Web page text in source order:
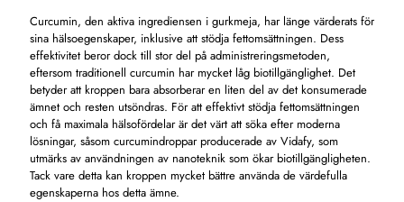
Curcumin, den aktiva ingrediensen i gurkmeja, har länge värderats för
sina hälsoegenskaper, inklusive att stödja fettomsättningen. Dess
effektivitet beror dock till stor del på administreringsmetoden,
eftersom traditionell curcumin har mycket låg biotillgänglighet. Det
betyder att kroppen bara absorberar en liten del av det konsumerade
ämnet och resten utsöndras. För att effektivt stödja fettomsättningen
och få maximala hälsofördelar är det värt att söka efter moderna
lösningar, såsom curcumindroppar producerade av Vidafy, som
utmärks av användningen av nanoteknik som ökar biotillgängligheten.
Tack vare detta kan kroppen mycket bättre använda de värdefulla
egenskaperna hos detta ämne.